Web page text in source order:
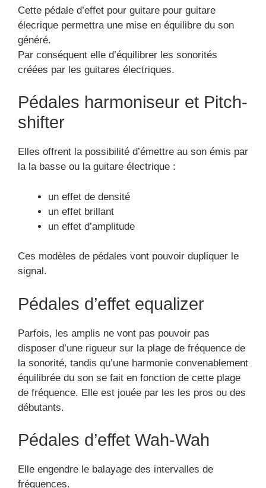
Cette pédale d’effet pour guitare pour guitare
élecrique permettra une mise en équilibre du son
généré.
Par conséquent elle d’équilibrer les sonorités
créées par les guitares électriques.
Pédales harmoniseur et Pitch-
shifter
Elles offrent la possibilité d’émettre au son émis par
la la basse ou la guitare électrique :
un effet de densité
un effet brillant
un effet d’amplitude
Ces modèles de pédales vont pouvoir dupliquer le
signal.
Pédales d’effet equalizer
Parfois, les amplis ne vont pas pouvoir pas
disposer d’une rigueur sur la plage de fréquence de
la sonorité, tandis qu’une harmonie convenablement
équilibrée du son se fait en fonction de cette plage
de fréquence. Elle est jouée par les les pros ou des
débutants.
Pédales d’effet Wah-Wah
Elle engendre le balayage des intervalles de
fréquences.